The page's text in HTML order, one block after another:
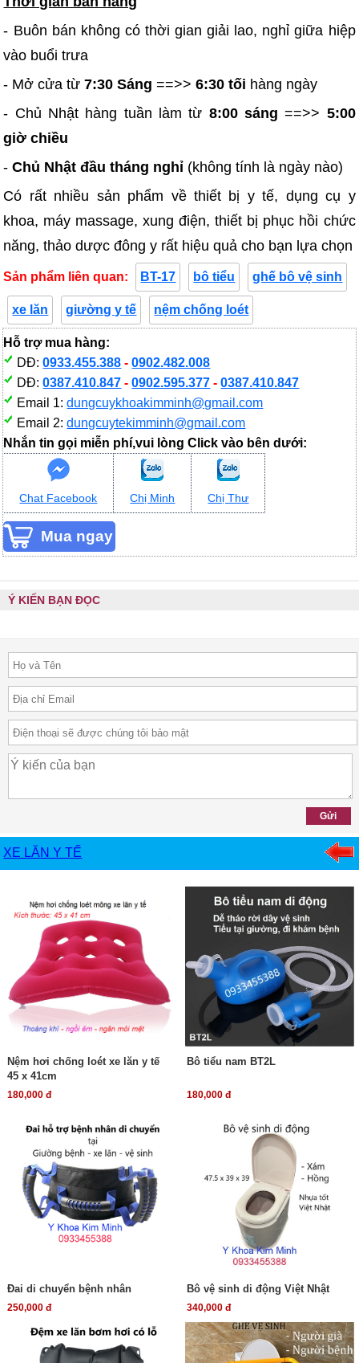
- Buôn bán không có thời gian giải lao, nghỉ giữa hiệp
vào buổi trưa
- Mở cửa từ7:30 Sáng ==>> 6:30 tối hàng ngày
- Chủ Nhật hàng tuần làm từ 8:00 sáng ==>> 5:00
giờ chiều
-Chủ Nhật đầu tháng nghỉ (không tính là ngày nào)
Có rất nhiều sản phẩm về thiết bị y tế, dụng cụ y
khoa, máy massage, xung điện, thiết bị phục hồi chức
năng, thảo dược đông y rất hiệu quả cho bạn lựa chọn
Sản phẩm liên quan: BT-17 bô tiểu ghế bô vệ sinh
xe lăn giường y tế nệm chống loét
Hỗ trợ mua hàng:
DĐ:0933.455.388 -0902.482.008
DĐ:0387.410.847 -0902.595.377 -0387.410.847
Email 1:dungcuykhoakimminh@gmail.com
Email 2:dungcuytekimminh@gmail.com
Nhắn tin gọi miễn phí,vui lòng Click vào bên dưới:
Chat Facebook Chị Minh Chị Thư
Ý KIẾN BẠN ĐỌC
XE LĂN Y TẾ
Nệm hơi chống loét xe lăn y tế
45 x 41cm
180,000 đ
Bô tiểu nam BT2L
180,000 đ
Đai di chuyển bệnh nhân
250,000 đ
Bô vệ sinh di động Việt Nhật
340,000 đ